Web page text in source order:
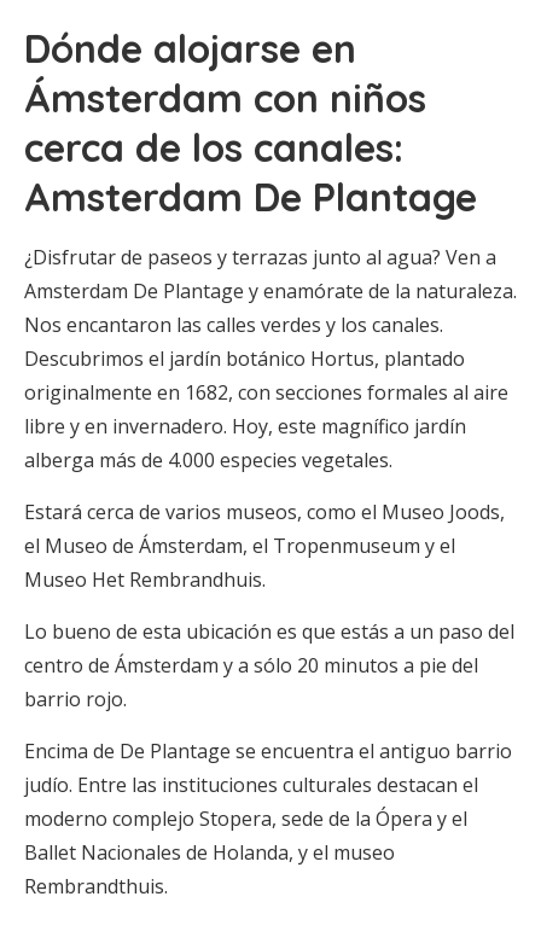
Dónde alojarse en
Ámsterdam con niños
cerca de los canales:
Amsterdam De Plantage
¿Disfrutar de paseos y terrazas junto al agua? Ven a
Amsterdam De Plantage y enamórate de la naturaleza.
Nos encantaron las calles verdes y los canales.
Descubrimos el jardín botánico Hortus, plantado
originalmente en 1682, con secciones formales al aire
libre y en invernadero. Hoy, este magnífico jardín
alberga más de 4.000 especies vegetales.
Estará cerca de varios museos, como el Museo Joods,
el Museo de Ámsterdam, el Tropenmuseum y el
Museo Het Rembrandhuis.
Lo bueno de esta ubicación es que estás a un paso del
centro de Ámsterdam y a sólo 20 minutos a pie del
barrio rojo.
Encima de De Plantage se encuentra el antiguo barrio
judío. Entre las instituciones culturales destacan el
moderno complejo Stopera, sede de la Ópera y el
Ballet Nacionales de Holanda, y el museo
Rembrandthuis.